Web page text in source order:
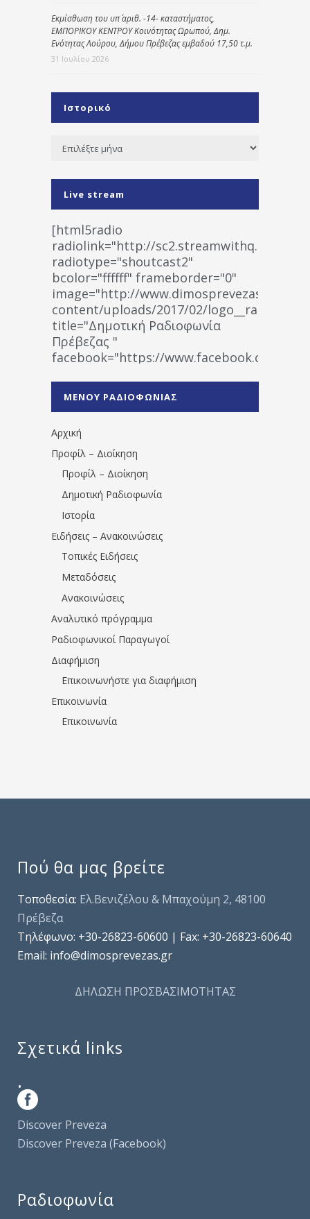
Εκμίσθωση του υπ΄ αριθ. -14- καταστήματος,
ΕΜΠΟΡΙΚΟΥ ΚΕΝΤΡΟΥ Κοινότητας Ωρωπού, Δημ.
Ενότητας Λούρου, Δήμου Πρέβεζας εμβαδού 17,50 τ.μ.
31 Ιουλίου 2026
Ιστορικό
Ιστορικό
Live stream
[html5radio
radiolink="http://
radiotype="shoutcast2"
bcolor="ffffff" frameborder="0"
image="http://www.dimosprevezas.gr/wp-
content/uploads/2017/02/
title="Δημοτική Ραδιοφωνία
Πρέβεζας "
facebook="https://www.facebook.com/
1531194763766854/" artist="" ]
ΜΕΝΟΥ ΡΑΔΙΟΦΩΝΙΑΣ
Αρχική
Προφίλ – Διοίκηση
Προφίλ – Διοίκηση
Δημοτική Ραδιοφωνία
Ιστορία
Ειδήσεις – Ανακοινώσεις
Τοπικές Ειδήσεις
Μεταδόσεις
Ανακοινώσεις
Αναλυτικό πρόγραμμα
Ραδιοφωνικοί Παραγωγοί
Διαφήμιση
Επικοινωνήστε για διαφήμιση
Επικοινωνία
Επικοινωνία
Πού θα μας βρείτε
Τοποθεσία: Ελ.Βενιζέλου & Μπαχούμη 2, 48100
Πρέβεζα
Τηλέφωνo: +30-26823-60600 | Fax: +30-26823-60640
Email: info@dimosprevezas.gr
ΔΗΛΩΣΗ ΠΡΟΣΒΑΣΙΜΟΤΗΤΑΣ
Σχετικά links
.
Discover Preveza
Discover Preveza (Facebook)
Ραδιοφωνία